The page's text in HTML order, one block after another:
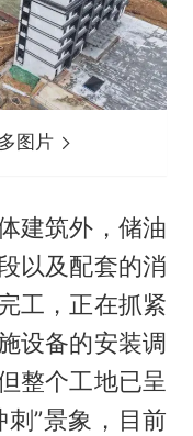
图片
建筑外，储油
以及配套的消
工，正在抓紧
设备的安装调
整个工地已呈
”景象，目前